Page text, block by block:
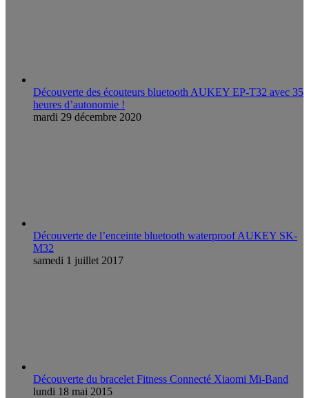
Découverte des écouteurs bluetooth AUKEY EP-T32 avec 35
heures d’autonomie !
mardi 29 décembre 2020
Découverte de l’enceinte bluetooth waterproof AUKEY SK-
M32
samedi 1 juillet 2017
Découverte du bracelet Fitness Connecté Xiaomi Mi-Band
lundi 18 mai 2015